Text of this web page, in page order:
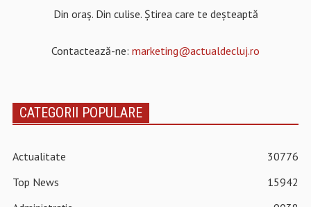
Din oraș. Din culise. Știrea care te deșteaptă
Contactează-ne: marketing@actualdecluj.ro
CATEGORII POPULARE
Actualitate
30776
Top News
15942